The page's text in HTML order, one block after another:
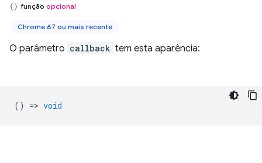
função opcional
Chrome 67 ou mais recente
O parâmetro callback tem esta aparência:
() => void